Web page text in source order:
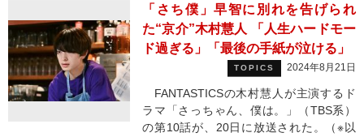
「さち僕」早智に別れを告げられ
た“京介”木村慧人 「人生ハードモー
ド過ぎる」「最後の手紙が泣ける」
TOPICS 2024年8月21日
FANTASTICSの木村慧人が主演するド
ラマ「さっちゃん、僕は。」（TBS系）
の第10話が、20日に放送された。（※以